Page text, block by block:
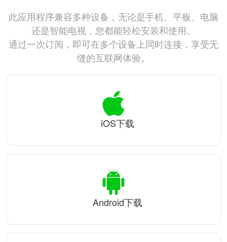
此应用程序兼容多种设备，无论是手机、平板、电脑
还是智能电视，您都能轻松安装和使用。
通过一次订阅，即可在多个设备上同时连接，享受无
缝的互联网体验。
iOS下载
Android下载